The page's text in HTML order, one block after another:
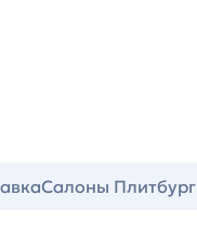
Салоны Плитбург